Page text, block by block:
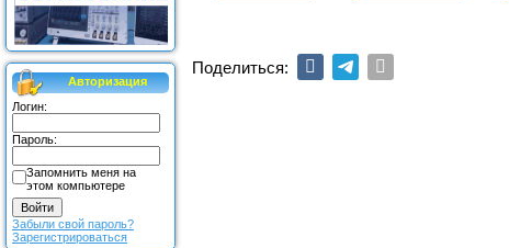
Авторизация
Логин:
Пароль:
Запомнить меня на
этом компьютере
Забыли свой пароль?
Зарегистрироваться
Поделиться: